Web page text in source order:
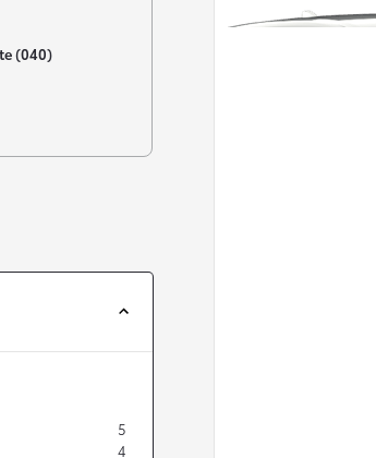
Från 324 900 kr
Från 3 194 kr/mån
(040)
5
4